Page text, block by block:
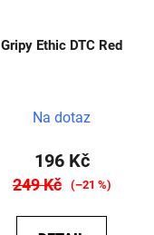
Gripy Ethic DTC Red
Na dotaz
196 Kč
249 Kč (–21 %)